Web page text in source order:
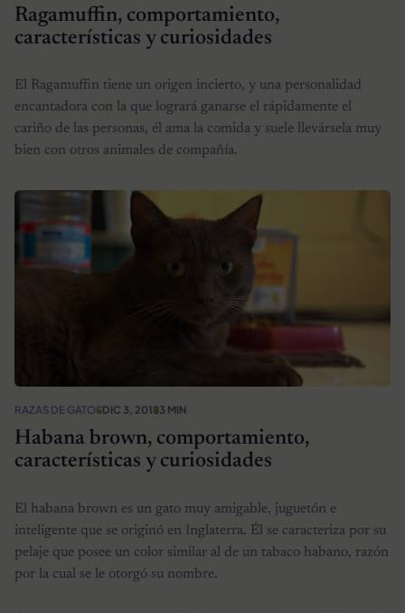
Ragamuffin, comportamiento,
características y curiosidades
El Ragamuffin tiene un origen incierto, y una personalidad
encantadora con la que logrará ganarse el rápidamente el
cariño de las personas, él ama la comida y suele llevársela muy
bien con otros animales de compañía.
RAZAS DE GATOSDIC 3, 20183 MIN
Habana brown, comportamiento,
características y curiosidades
El habana brown es un gato muy amigable, juguetón e
inteligente que se originó en Inglaterra. Él se caracteriza por su
pelaje que posee un color similar al de un tabaco habano, razón
por la cual se le otorgó su nombre.